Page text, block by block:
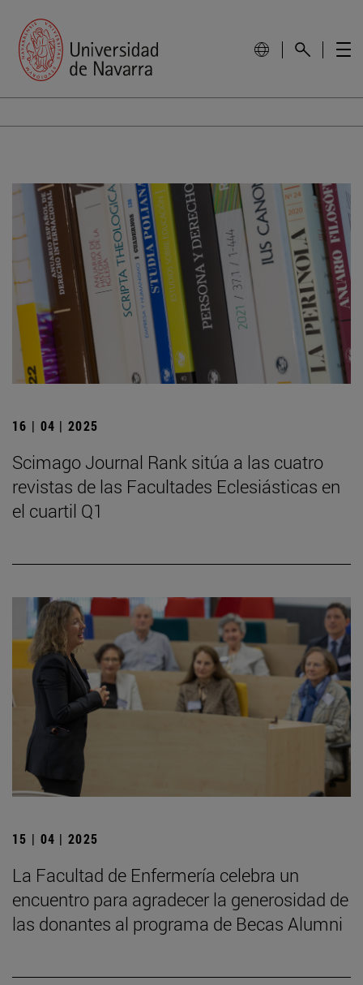
16 | 04 | 2025
Scimago Journal Rank sitúa a las cuatro
revistas de las Facultades Eclesiásticas en
el cuartil Q1
15 | 04 | 2025
La Facultad de Enfermería celebra un
encuentro para agradecer la generosidad de
las donantes al programa de Becas Alumni